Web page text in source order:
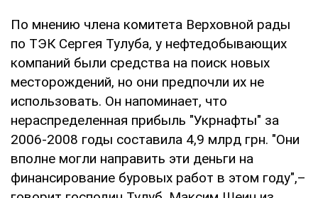
По мнению члена комитета Верховной рады
по ТЭК Сергея Тулуба, у нефтедобывающих
компаний были средства на поиск новых
месторождений, но они предпочли их не
использовать. Он напоминает, что
нераспределенная прибыль "Укрнафты" за
2006-2008 годы составила 4,9 млрд грн. "Они
вполне могли направить эти деньги на
финансирование буровых работ в этом году",–